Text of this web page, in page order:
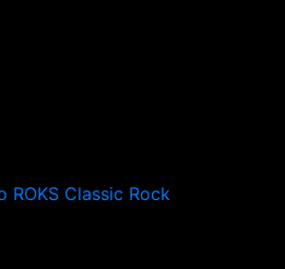
ROKS Classic Rock